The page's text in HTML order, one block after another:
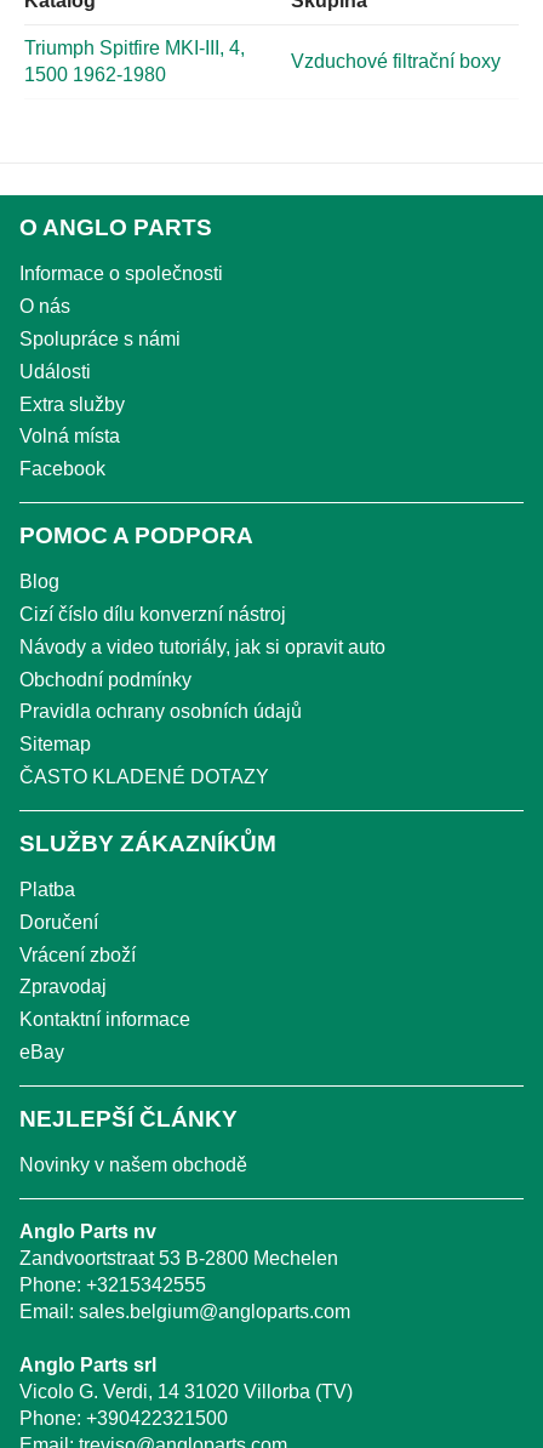
Triumph Spitfire MKI-III, 4,
1500 1962-1980
Vzduchové filtrační boxy
O ANGLO PARTS
Informace o společnosti
O nás
Spolupráce s námi
Události
Extra služby
Volná místa
Facebook
POMOC A PODPORA
Blog
Cizí číslo dílu konverzní nástroj
Návody a video tutoriály, jak si opravit auto
Obchodní podmínky
Pravidla ochrany osobních údajů
Sitemap
ČASTO KLADENÉ DOTAZY
SLUŽBY ZÁKAZNÍKŮM
Platba
Doručení
Vrácení zboží
Zpravodaj
Kontaktní informace
eBay
NEJLEPŠÍ ČLÁNKY
Novinky v našem obchodě
Anglo Parts nv
Zandvoortstraat 53 B-2800 Mechelen
Phone: +3215342555
Email: sales.belgium@angloparts.com
Anglo Parts srl
Vicolo G. Verdi, 14 31020 Villorba (TV)
Phone: +390422321500